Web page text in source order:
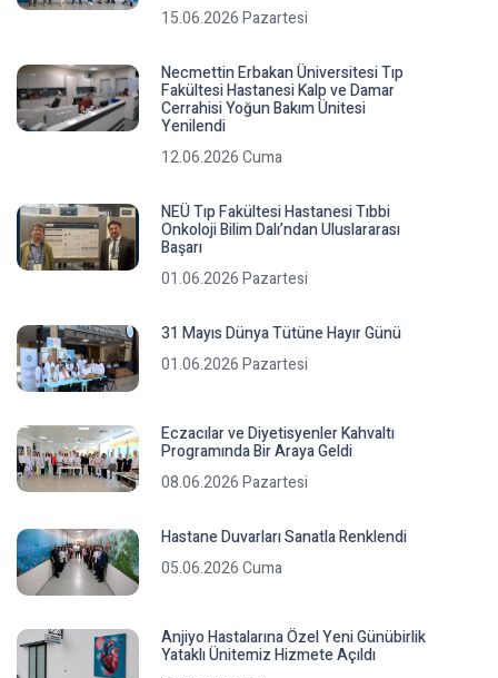
15.06.2026 Pazartesi
Necmettin Erbakan Üniversitesi Tıp
Fakültesi Hastanesi Kalp ve Damar
Cerrahisi Yoğun Bakım Ünitesi
Yenilendi
12.06.2026 Cuma
NEÜ Tıp Fakültesi Hastanesi Tıbbi
Onkoloji Bilim Dalı’ndan Uluslararası
Başarı
01.06.2026 Pazartesi
31 Mayıs Dünya Tütüne Hayır Günü
01.06.2026 Pazartesi
Eczacılar ve Diyetisyenler Kahvaltı
Programında Bir Araya Geldi
08.06.2026 Pazartesi
Hastane Duvarları Sanatla Renklendi
05.06.2026 Cuma
Anjiyo Hastalarına Özel Yeni Günübirlik
Yataklı Ünitemiz Hizmete Açıldı